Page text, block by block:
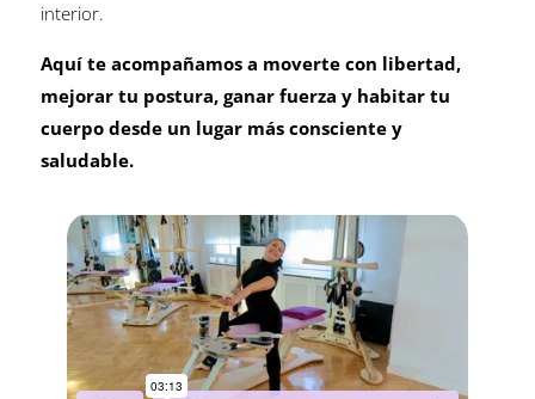
interior.
Aquí te acompañamos a moverte con libertad,
mejorar tu postura, ganar fuerza y habitar tu
cuerpo desde un lugar más consciente y
saludable.